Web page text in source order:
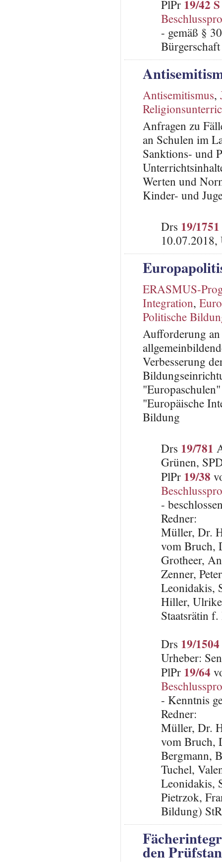
PlPr 19/42 S
- gemäß §
Antisemitismus,
Anfragen zu
an Schulen im
Sanktions- und
Werten und
Kinder- und
Drs 19/1751
10.07.2018,
ERASMUS-
Integration,
Politische
Aufforderung an
Verbesserung
"Europäische
Bildung
Drs 19/781
Grünen,
PlPr 19/38
-
Redner:
Müller, Dr.
vom Bruch,
Grotheer,
Zenner,
Leonidakis,
Hiller,
Staatsrätin
Drs 19/1504
Urheber:
PlPr 19/64
- Kenntnis
Redner:
Müller, Dr.
vom Bruch,
Bergmann,
Tuchel,
Leonidakis,
Pietrzok,
Bildung)
den